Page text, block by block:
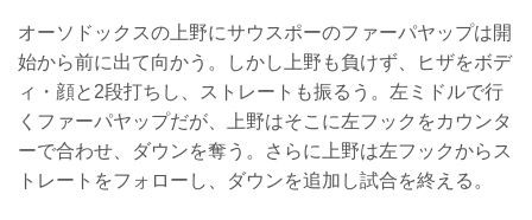
オーソドックスの上野にサウスポーのファーパヤップは開
始から前に出て向かう。しかし上野も負けず、ヒザをボデ
ィ・顔と2段打ちし、ストレートも振るう。左ミドルで行
くファーパヤップだが、上野はそこに左フックをカウンタ
ーで合わせ、ダウンを奪う。さらに上野は左フックからス
トレートをフォローし、ダウンを追加し試合を終える。